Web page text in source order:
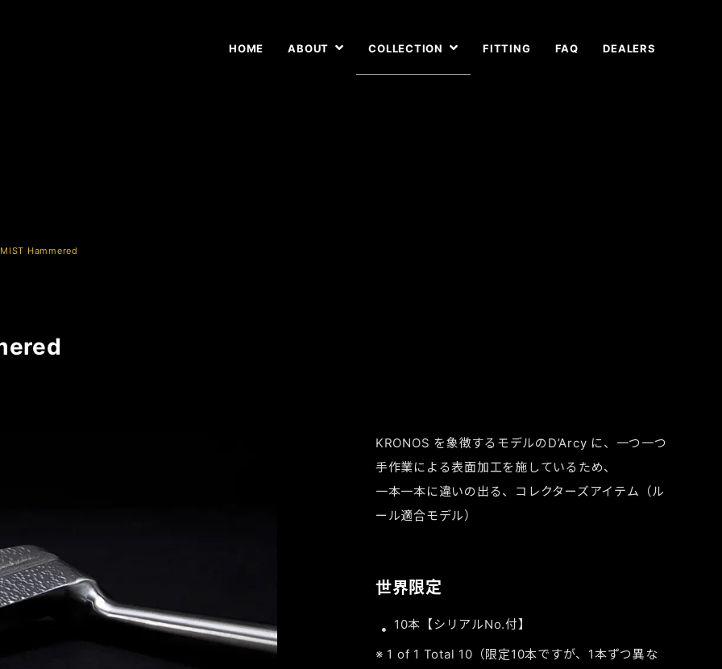
HOME ABOUT COLLECTION FITTING FAQ DEALERS
Hammered
KRONOS を象徴するモデルのD’Arcy に、一つ一つ
手作業による表面加工を施しているため、
一本一本に違いの出る、コレクターズアイテム（ル
ール適合モデル）
世界限定
10本【シリアルNo.付】
※ 1 of 1 Total 10（限定10本ですが、1本ずつ異な